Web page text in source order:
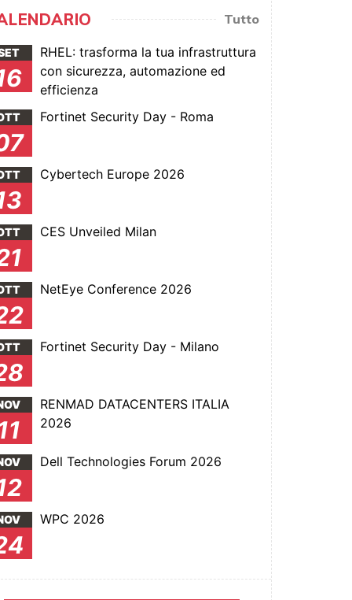
Tutto
RHEL: trasforma la tua infrastruttura
con sicurezza, automazione ed
efficienza
Fortinet Security Day - Roma
Cybertech Europe 2026
CES Unveiled Milan
NetEye Conference 2026
Fortinet Security Day - Milano
RENMAD DATACENTERS ITALIA
2026
Dell Technologies Forum 2026
WPC 2026